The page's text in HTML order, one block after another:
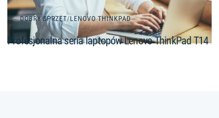
DOBRY SPRZĘT/LENOVO THINKPAD
Profesjonalna seria laptopów Lenovo ThinkPad T14